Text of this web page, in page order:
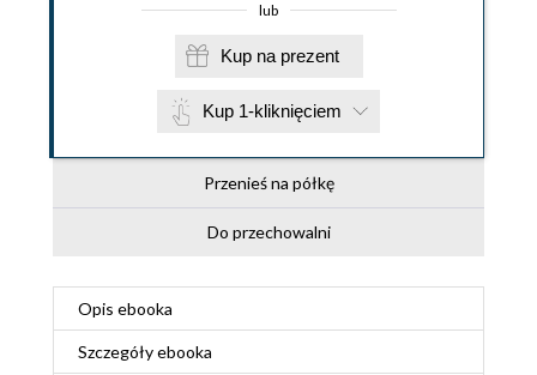
lub
Kup na prezent
Kup 1-kliknięciem
Przenieś na półkę
Do przechowalni
Opis ebooka
Szczegółyebooka